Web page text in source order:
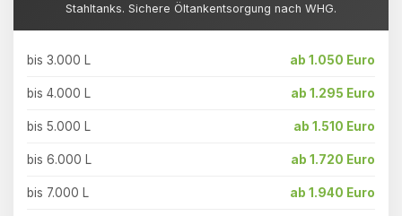
Stahltanks. Sichere Öltankentsorgung nach WHG.
bis 3.000 L ab 1.050 Euro
bis 4.000 L ab 1.295 Euro
bis 5.000 L ab 1.510 Euro
bis 6.000 L ab 1.720 Euro
bis 7.000 L ab 1.940 Euro